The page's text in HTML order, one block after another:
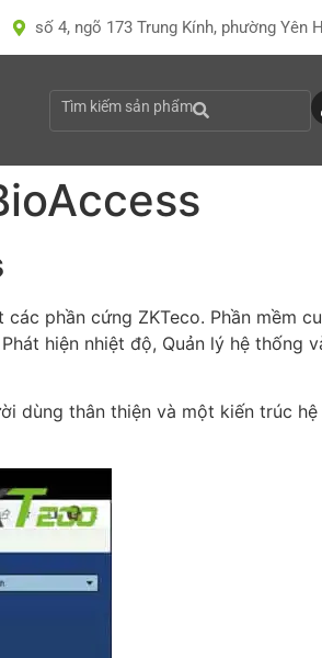
số 4, ngõ 173 Trung Kính, phường Yên
Tìm kiếm sản phẩm
phần cứng ZKTeco. Phần mềm
hiện nhiệt độ, Quản lý hệ thống
dùng thân thiện và một kiến trúc